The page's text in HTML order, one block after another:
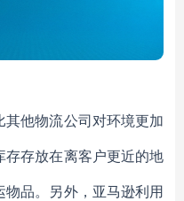
他物流公司对环境更加
存放在离客户更近的地
品。另外，亚马逊利用